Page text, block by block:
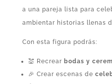
a una pareja lista para
ambientar historias llenas
Con esta figura podrás:
💒 Recrear bodas y
🎉 Crear escenas de